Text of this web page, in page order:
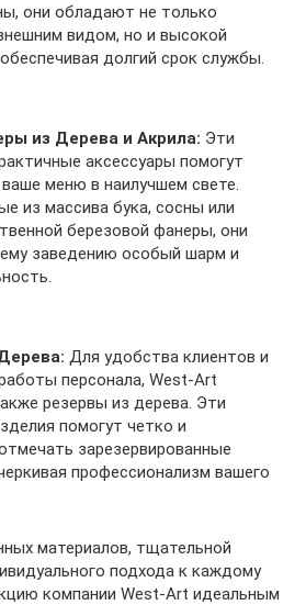
они обладают не только
видом, но и высокой
долгий срок службы.
из Дерева и Акрила: Эти
аксессуары помогут
меню в наилучшем свете.
из массива бука, сосны или
березовой фанеры, они
заведению особый шарм и
Для удобства клиентов и
персонала, West-Art
резервы из дерева. Эти
помогут четко и
зарезервированные
профессионализм вашего
материалов, тщательной
подхода к каждому
компании West-Art идеальным